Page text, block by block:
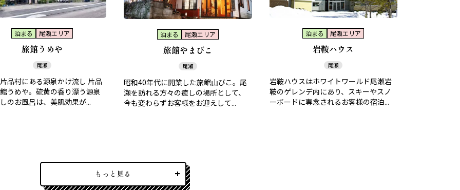
泊まる 尾瀬エリア
旅館うめや
尾瀬
品村にある源泉かけ流し 片品
うめや。硫黄の香り漂う源泉
のお風呂は、美肌効果が...
泊まる 尾瀬エリア
旅館やまびこ
尾瀬
昭和40年代に開業した旅館山びこ。尾
瀬を訪れる方々の癒しの場所として、
今も変わらずお客様をお迎えして...
泊まる 尾瀬エリア
岩鞍ハウス
尾瀬
岩鞍ハウスはホワイトワールド尾瀬岩
鞍のゲレンデ内にあり、スキーやスノ
ーボードに専念されるお客様の宿泊...
もっと見る